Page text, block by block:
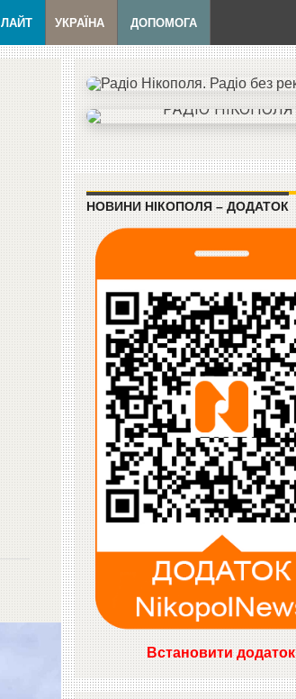
ЛАЙТ УКРАЇНА ДОПОМОГА
НОВИНИ НІКОПОЛЯ – ДОДАТОК
Встановити додаток